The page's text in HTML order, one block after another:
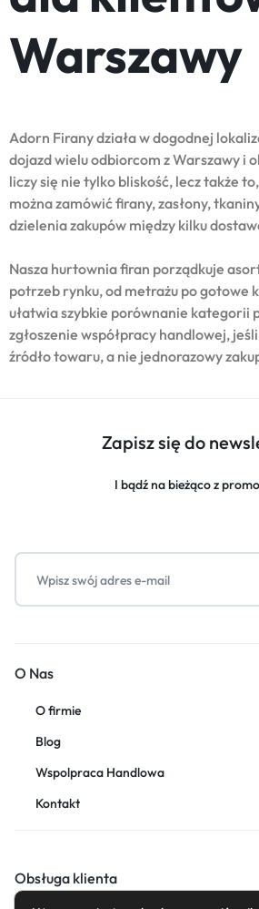
Warszawy
Adorn Firany działa w dogodnej
dojazd wielu odbiorcom z Warszawy i
liczy się nie tylko bliskość, lecz także
można zamówić firany, zasłony,
dzielenia zakupów między kilku
Nasza hurtownia firan porządkuje
potrzeb rynku, od metrażu po gotowe
ułatwia szybkie porównanie kategorii
zgłoszenie współpracy handlowej,
źródło towaru, a nie jednorazowy
Zapisz się do
I bądź na bieżąco z
O Nas
O firmie
Blog
Wspolpraca Handlowa
Kontakt
Obsługa klienta